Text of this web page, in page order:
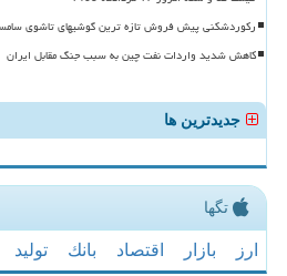
رکوردشکنی پیش فروش تازه ترین گوشیهای تاشوی
کاهش شدید واردات نفت چین به سبب جنگ مقابل ایران
جدیدترین ها
تگها
ارز بازار اقتصاد بانك تولید